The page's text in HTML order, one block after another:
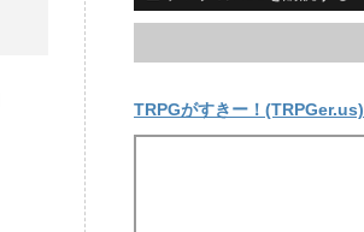
TRPGがすきー！(TRPGer.us)